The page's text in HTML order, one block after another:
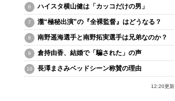
ハイスタ横山健は「カッコだけの男」
瀧“極秘出演”の『全裸監督』はどうなる？
南野遥海選手と南野拓実選手は兄弟なのか？
倉持由香、結婚で「騙された」の声
長澤まさみベッドシーン称賛の理由
12:20更新